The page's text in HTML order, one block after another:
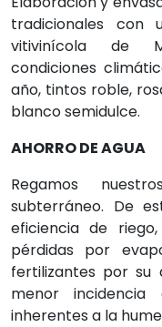
tradicionales con
vitivinícola de
condiciones
año, tintos roble,
blanco semidulce.
AHORRO DE AGUA
Regamos
subterráneo. De
eficiencia de
pérdidas por
fertilizantes por
menor
inherentes a la